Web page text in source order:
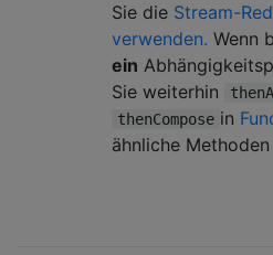
Sie die Stream-
verwenden. Wenn
ein
Sie weiterhin
thenCompose in
ähnliche